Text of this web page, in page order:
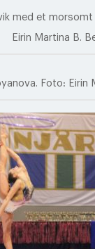
med et
Eirin Martina B.
Foto: Eirin